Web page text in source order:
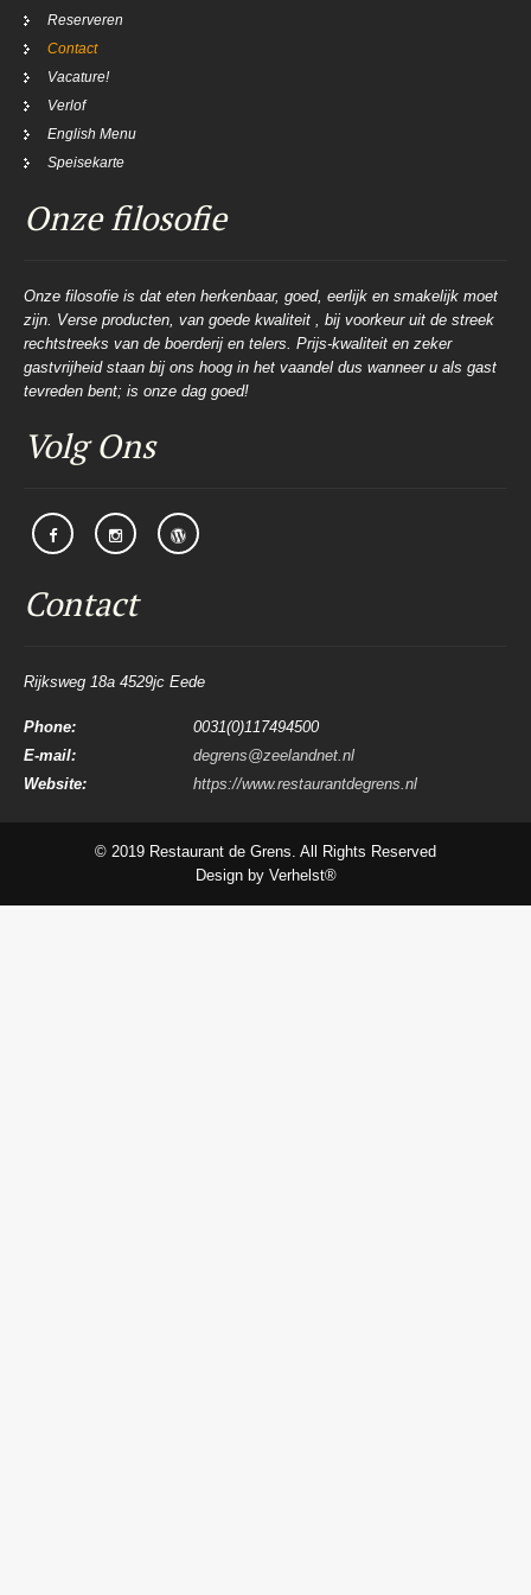
Reserveren
Contact
Vacature!
Verlof
English Menu
Speisekarte
Onze filosofie
Onze filosofie is dat eten herkenbaar, goed, eerlijk en smakelijk moet
zijn. Verse producten, van goede kwaliteit , bij voorkeur uit de streek
rechtstreeks van de boerderij en telers. Prijs-kwaliteit en zeker
gastvrijheid staan bij ons hoog in het vaandel dus wanneer u als gast
tevreden bent; is onze dag goed!
Volg Ons
Contact
Rijksweg 18a 4529jc Eede
Phone:
0031(0)117494500
E-mail:
degrens@zeelandnet.nl
Website:
https://www.restaurantdegrens.nl
© 2019 Restaurant de Grens. All Rights Reserved
Design by Verhelst®